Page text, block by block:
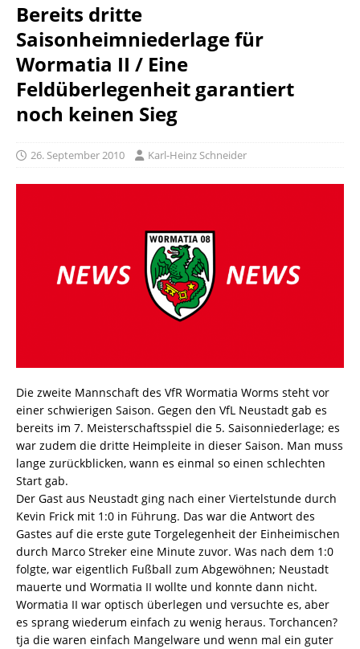
Bereits dritte
Saisonheimniederlage für
Wormatia II / Eine
Feldüberlegenheit garantiert
noch keinen Sieg
26. September 2010 Karl-Heinz Schneider
Die zweite Mannschaft des VfR Wormatia Worms steht vor
einer schwierigen Saison. Gegen den VfL Neustadt gab es
bereits im 7. Meisterschaftsspiel die 5. Saisonniederlage; es
war zudem die dritte Heimpleite in dieser Saison. Man muss
lange zurückblicken, wann es einmal so einen schlechten
Start gab.
Der Gast aus Neustadt ging nach einer Viertelstunde durch
Kevin Frick mit 1:0 in Führung. Das war die Antwort des
Gastes auf die erste gute Torgelegenheit der Einheimischen
durch Marco Streker eine Minute zuvor. Was nach dem 1:0
folgte, war eigentlich Fußball zum Abgewöhnen; Neustadt
mauerte und Wormatia II wollte und konnte dann nicht.
Wormatia II war optisch überlegen und versuchte es, aber
es sprang wiederum einfach zu wenig heraus. Torchancen? 
tja die waren einfach Mangelware und wenn mal ein guter